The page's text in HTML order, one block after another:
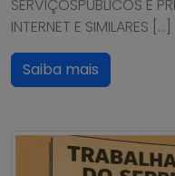
SERVIÇOSPÚBLICOS E
INTERNET E SIMILARES […]
Saiba mais